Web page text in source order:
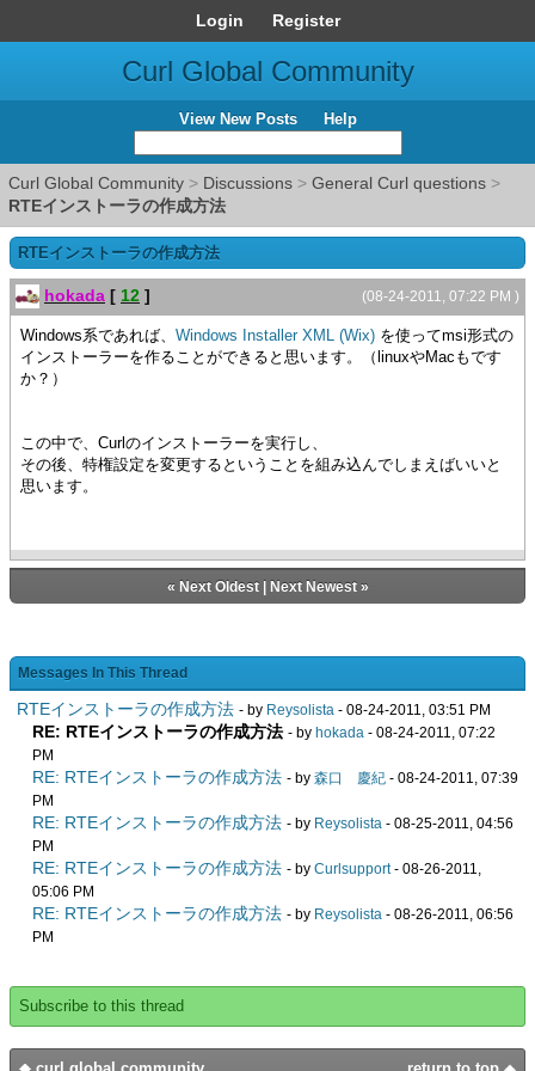
Login Register
Curl Global Community
View New Posts Help
Curl Global Community > Discussions > General Curl questions >
RTEインストーラの作成方法
RTEインストーラの作成方法
(08-24-2011, 07:22 PM )
hokada [ 12 ]
Windows系であれば、 Windows Installer XML (Wix) を使ってmsi形式の
インストーラーを作ることができると思います。（linuxやMacもです
か？）
この中で、Curlのインストーラーを実行し、
その後、特権設定を変更するということを組み込んでしまえばいいと
思います。
« Next Oldest| Next Newest»
Messages In This Thread
RTEインストーラの作成方法 - by Reysolista - 08-24-2011, 03:51 PM
RE: RTEインストーラの作成方法 - by hokada - 08-24-2011, 07:22
PM
RE: RTEインストーラの作成方法 - by 森口 慶紀 - 08-24-2011, 07:39
PM
RE: RTEインストーラの作成方法 - by Reysolista - 08-25-2011, 04:56
PM
RE: RTEインストーラの作成方法 - by Curlsupport- 08-26-2011,
05:06 PM
RE: RTEインストーラの作成方法 - by Reysolista - 08-26-2011, 06:56
PM
Subscribe to this thread